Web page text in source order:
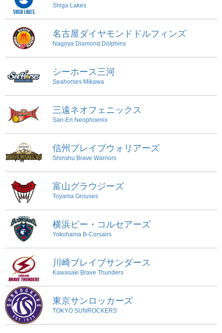
Shiga Lakes
名古屋ダイヤモンドドルフィンズ
Nagoya Diamond Dolphins
シーホース三河
Seahorses Mikawa
三遠ネオフェニックス
San-En Neophoenix
信州ブレイブウォリアーズ
Shinshu Brave Warriors
富山グラウジーズ
Toyama Grouses
横浜ビー・コルセアーズ
Yokohama B-Corsairs
川崎ブレイブサンダース
Kawasaki Brave Thunders
東京サンロッカーズ
TOKYO SUNROCKERS